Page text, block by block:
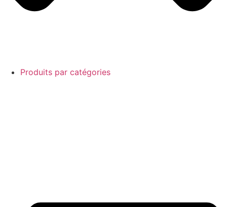
Produits par catégories